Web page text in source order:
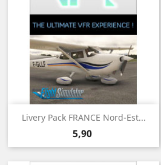
Livery Pack FRANCE Nord-Est...
Prix
5,90